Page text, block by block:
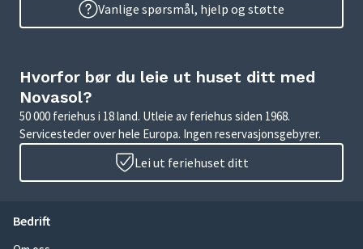
Vanlige spørsmål, hjelp og støtte
Hvorfor bør du leie ut huset ditt med
Novasol?
50 000 feriehus i 18 land. Utleie av feriehus siden 1968.
Servicesteder over hele Europa. Ingen reservasjonsgebyrer.
Lei ut feriehuset ditt
Bedrift